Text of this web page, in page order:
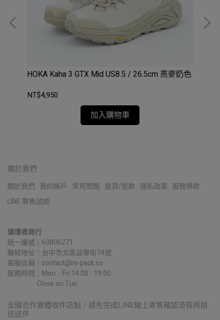
HOKA Kaha 3 GTX Mid US8.5 / 26.5cm 燕麥奶色
NT$4,950
加入購物車
關於我們
關於我們 我的帳戶 常見問題 退貨/退款 隱私政策 服務條款
LINE 寄售諮詢
循環者商行
統一編號｜60806271
聯絡地址｜台中市北區益華街74號
客服信箱｜contact@re-pack.co
服務時間｜Mon. - Fri 14:00 - 19:00
Close on Tue.
全國合作實體收件店點｜請先完成LINE線上寄售確認流程再前
往送件